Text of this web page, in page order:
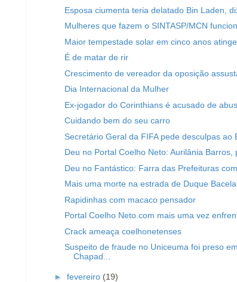
Esposa ciumenta teria delatado Bin Laden,
Mulheres que fazem o SINTASP/MCN
Maior tempestade solar em cinco anos
É de matar de rir
Crescimento de vereador da oposição
Dia Internacional da Mulher
Ex-jogador do Corinthians é acusado de
Cuidando bem do seu carro
Secretário Geral da FIFA pede desculpas ao
Deu no Portal Coelho Neto: Aurilânia Barros,
Deu no Fantástico: Farra das Prefeituras com
Mais uma morte na estrada de Duque
Rapidinhas com macaco pensador
Portal Coelho Neto.com mais uma vez
Crack ameaça coelhonetenses
Suspeito de fraude no Uniceuma foi preso em
Chapad...
► fevereiro (19)